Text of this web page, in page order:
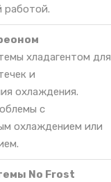
работой.
хладагентом для
и
охлаждения.
с
охлаждением или
No Frost